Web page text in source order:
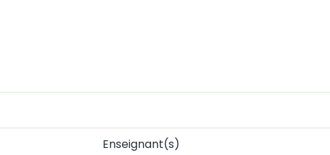
Enseignant(s)